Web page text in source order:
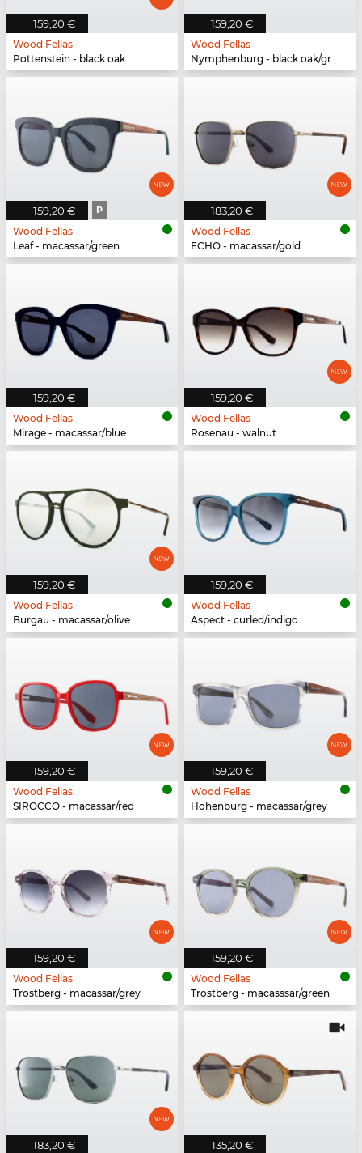
159,20 €
Wood Fellas
Pottenstein - black oak
159,20 €
Wood Fellas
Nymphenburg - black oak/grey
159,20 € P
Wood Fellas
Leaf - macassar/green
183,20 €
Wood Fellas
ECHO - macassar/gold
159,20 €
Wood Fellas
Mirage - macassar/blue
159,20 €
Wood Fellas
Rosenau - walnut
159,20 €
Wood Fellas
Burgau - macassar/olive
159,20 €
Wood Fellas
Aspect - curled/indigo
159,20 €
Wood Fellas
SIROCCO - macassar/red
159,20 €
Wood Fellas
Hohenburg - macassar/grey
159,20 €
Wood Fellas
Trostberg - macassar/grey
159,20 €
Wood Fellas
Trostberg - macasssar/green
183,20 € 135,20 €